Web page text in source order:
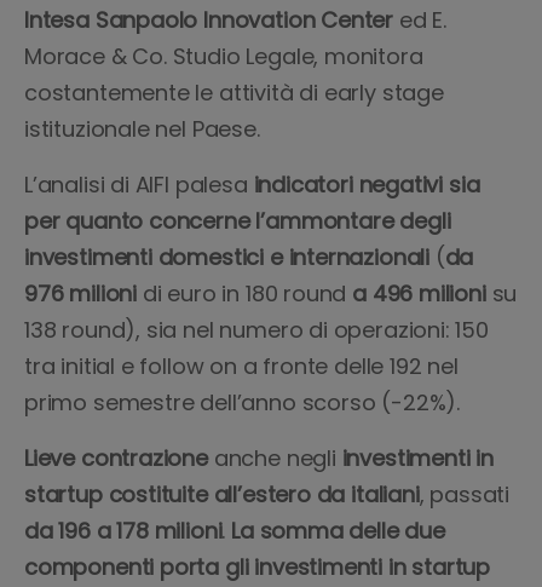
Intesa Sanpaolo Innovation Center ed E.
Morace & Co. Studio Legale, monitora
costantemente le attività di early stage
istituzionale nel Paese.
L’analisi di AIFI palesa indicatori negativi sia
per quanto concerne l’ammontare degli
investimenti domestici e internazionali(da
976 milioni di euro in 180 round a 496 milioni su
138 round), sia nel numero di operazioni: 150
tra initial e follow on a fronte delle 192 nel
primo semestre dell’anno scorso (-22%).
Lieve contrazioneanche negli investimenti in
startup costituite all’estero da italiani, passati
da 196 a 178 milioni. La somma delle due
componenti porta gli investimenti in startup